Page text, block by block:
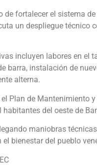
de fortalecer el sistema
un despliegue
incluyen labores en el
barra, instalación de
alterna.
Plan de Mantenimiento
del oeste de
maniobras
bienestar del pueblo